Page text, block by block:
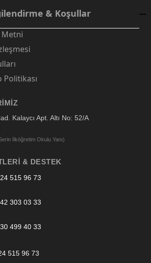
& Koşullar
Metni
Politikası
Kalaycı Apt. Altı No: 52/A
İlköğretim Okulu Yanı)
& DESTEK
515 96 73
303 03 33
499 40 33
515 96 73